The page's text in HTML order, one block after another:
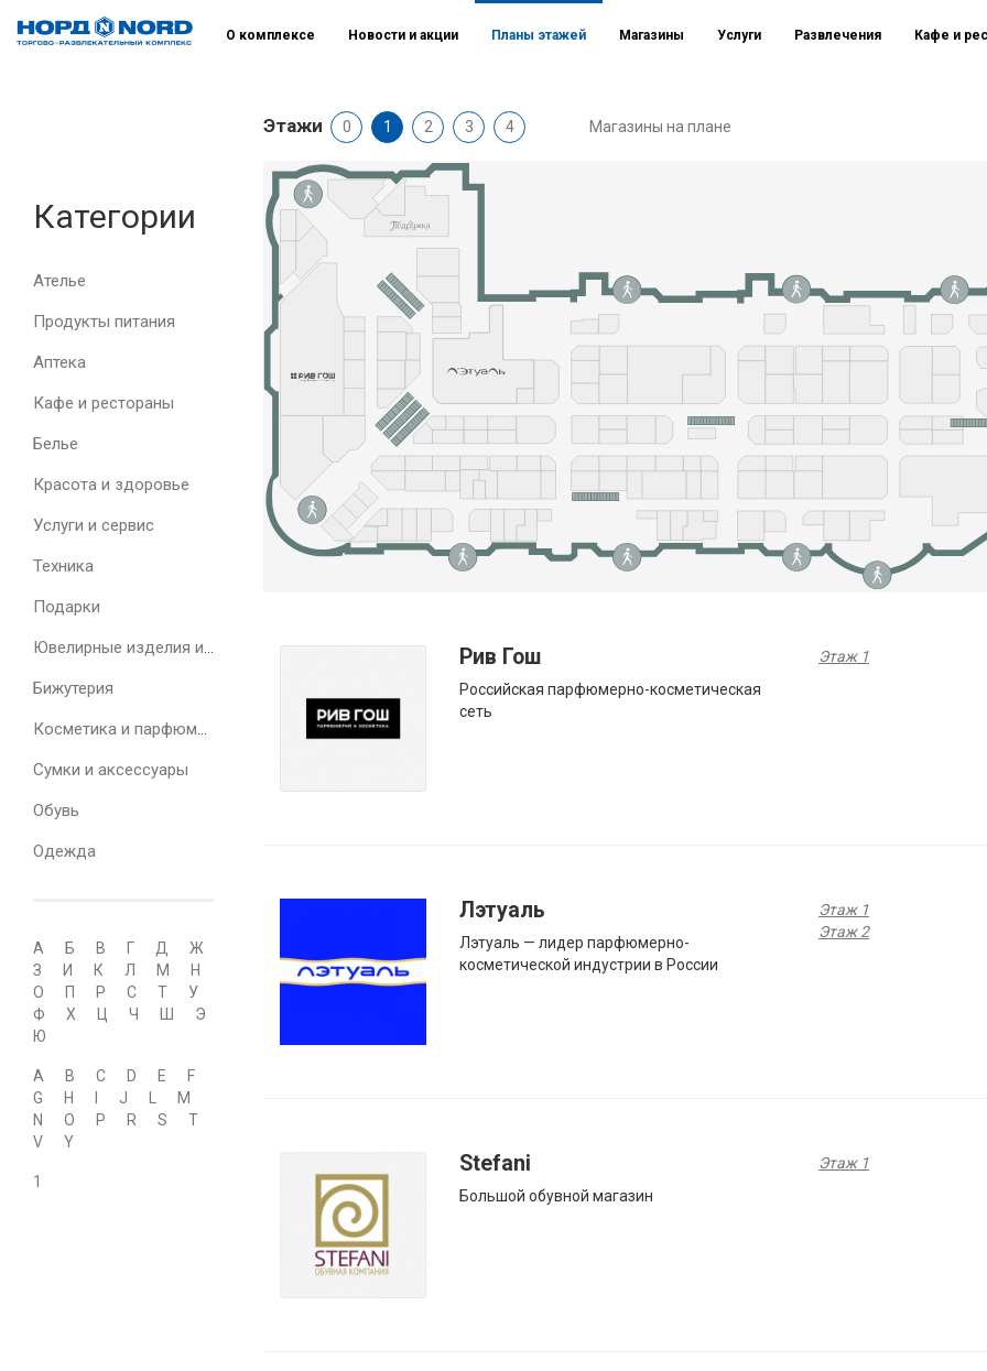
Категории
Ателье
Продукты питания
Аптека
Кафе и рестораны
Белье
Красота и здоровье
Услуги и сервис
Техника
Подарки
Бижутерия
Сумки и аксессуары
Обувь
Одежда
А Б В Г Д
Ж
З
И К Л М
Н
О
П Р С Т
У
Ф
Х Ц Ч
Э
Ю
A B C D E
F
G
H J
M
N
O P R S
T
V
Y
1
О комплексе Новости и акции Планы этажей Магазины Услуги Развлечения Кафе и
Этажи 0 1 2 3 4 Магазины на плане
Рив Гош
Российская парфюмерно-косметическая
сеть
Этаж 1
Лэтуаль
Лэтуаль — лидер парфюмерно-
косметической индустрии в России
Этаж 1
Этаж 2
Stefani
Большой обувной магазин
Этаж 1